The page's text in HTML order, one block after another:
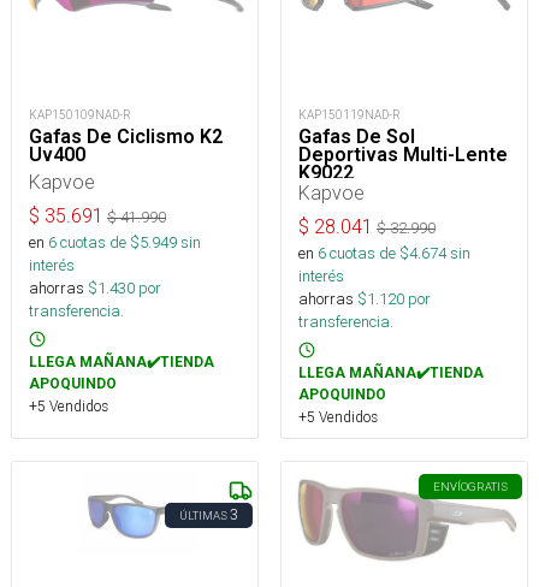
KAP150109NAD-R
Gafas De Ciclismo K2
Uv400
Kapvoe
$ 35.691 $41.990
en 6cuotas de $5.949sin
interés
ahorras $1.430 por
transferencia.
LLEGA MAÑANA✔️TIENDA
APOQUINDO
+5 Vendidos
KAP150119NAD-R
Gafas De Sol
Deportivas Multi-Lente
K9022
Kapvoe
$ 28.041 $32.990
en 6cuotas de $4.674sin
interés
ahorras $1.120 por
transferencia.
LLEGA MAÑANA✔️TIENDA
APOQUINDO
+5 Vendidos
ÚLTIMAS3
ENVÍOGRATIS